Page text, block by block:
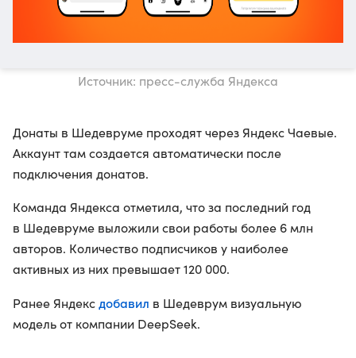
Источник: пресс-служба Яндекса
Донаты в Шедевруме проходят через Яндекс Чаевые.
Аккаунт там создается автоматически после
подключения донатов.
Команда Яндекса отметила, что за последний год
в Шедевруме выложили свои работы более 6 млн
авторов. Количество подписчиков у наиболее
активных из них превышает 120 000.
Ранее Яндексдобавил в Шедеврум визуальную
модель от компании DeepSeek.